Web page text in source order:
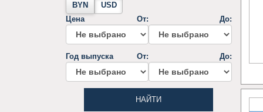
BYN
USD
Цена
От: До:
Год выпуска От: До:
НАЙТИ